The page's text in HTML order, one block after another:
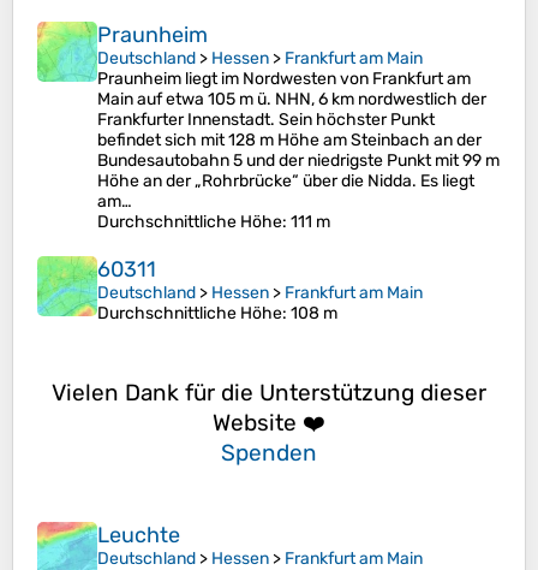
Praunheim
Deutschland > Hessen > Frankfurt am Main
Praunheim liegt im Nordwesten von Frankfurt am
Main auf etwa 105 m ü. NHN, 6 km nordwestlich der
Frankfurter Innenstadt. Sein höchster Punkt
befindet sich mit 128 m Höhe am Steinbach an der
Bundesautobahn 5 und der niedrigste Punkt mit 99 m
Höhe an der „Rohrbrücke“ über die Nidda. Es liegt
am…
Durchschnittliche Höhe: 111 m
60311
Deutschland > Hessen > Frankfurt am Main
Durchschnittliche Höhe: 108 m
Vielen Dank für die Unterstützung dieser
Website ❤️
Spenden
Leuchte
Deutschland > Hessen > Frankfurt am Main